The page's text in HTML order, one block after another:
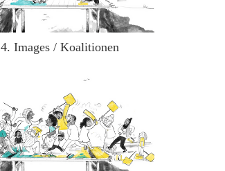
4. Images / Koalitionen